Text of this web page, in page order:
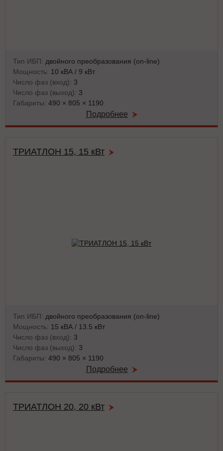
Тип ИБП: двойного преобразования (on-line)
Мощность: 10 кВА / 9 кВт
Число фаз (вход): 3
Число фаз (выход): 3
Габариты: 490 × 805 × 1190
Подробнее
ТРИАТЛОН 15, 15 кВт
Тип ИБП: двойного преобразования (on-line)
Мощность: 15 кВА / 13.5 кВт
Число фаз (вход): 3
Число фаз (выход): 3
Габариты: 490 × 805 × 1190
Подробнее
ТРИАТЛОН 20, 20 кВт